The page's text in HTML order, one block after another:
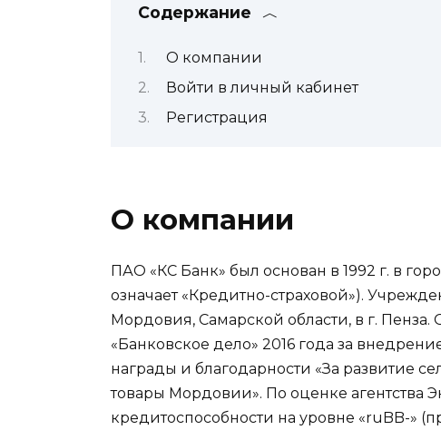
Содержание
О компании
Войти в личный кабинет
Регистрация
О компании
ПАО «КС Банк» был основан в 1992 г. в
означает «Кредитно-страховой»).
Мордовия, Самарской области, в г.
«Банковское дело» 2016 года за
награды и благодарности «За развитие
товары Мордовии». По оценке агентства
кредитоспособности на уровне «ruBB-»